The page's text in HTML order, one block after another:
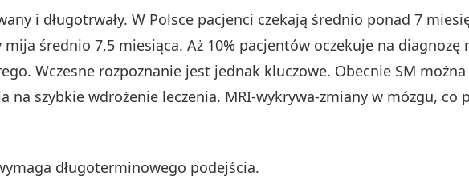
i długotrwały. W Polsce pacjenci czekają średnio ponad 7
średnio 7,5 miesiąca. Aż 10% pacjentów oczekuje na diagnozę
Wczesne rozpoznanie jest jednak kluczowe. Obecnie SM
na szybkie wdrożenie leczenia. MRI-wykrywa-zmiany w mózgu, co
długoterminowego podejścia.